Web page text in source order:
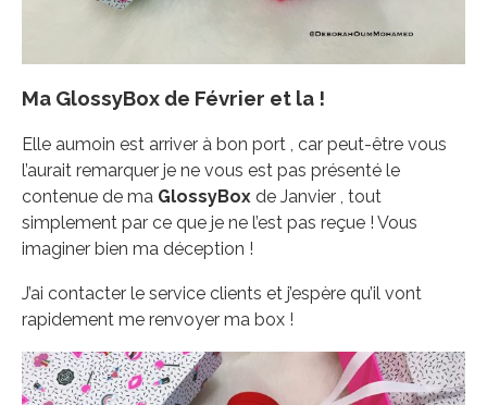
Ma GlossyBox de Février et la !
Elle aumoin est arriver à bon port , car peut-être vous
l’aurait remarquer je ne vous est pas présenté le
contenue de ma GlossyBox de Janvier , tout
simplement par ce que je ne l’est pas reçue ! Vous
imaginer bien ma déception !
J’ai contacter le service clients et j’espère qu’il vont
rapidement me renvoyer ma box !